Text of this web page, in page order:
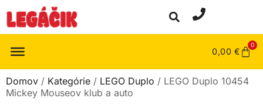
0,00 €
0
Domov / Kategórie / LEGO Duplo / LEGO Duplo 10454
Mickey Mouseov klub a auto